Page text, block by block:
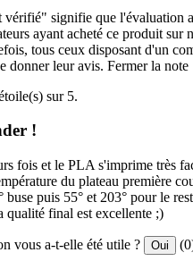
vérifié" signifie que l'évaluation
ayant acheté ce produit sur
tous ceux disposant d'un
donner leur avis. Fermer la note
sur 5.
!
fois et le PLA s'imprime très
du plateau première
buse puis 55° et 203° pour le
qualité final est excellente ;)
vous a-t-elle été utile ? Oui